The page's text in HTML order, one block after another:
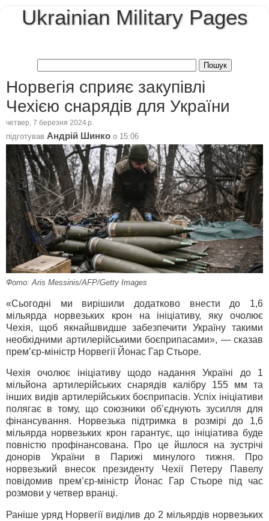
Ukrainian Military Pages
Норвегія сприяє закупівлі
Чехією снарядів для України
четвер, 7 березня 2024 р.
підготував Андрій Шинко о 15:06
Фото: Aris Messinis/AFP/Getty Images
«Сьогодні ми вирішили додатково внести до 1,6
мільярда норвезьких крон на ініціативу, яку очолює
Чехія, щоб якнайшвидше забезпечити Україну такими
необхідними артилерійськими боєприпасами», — сказав
прем’єр-міністр Норвегії Йонас Гар Стьоре.
Чехія очолює ініціативу щодо надання Україні до 1
мільйона артилерійських снарядів калібру 155 мм та
інших видів артилерійських боєприпасів. Успіх ініціативи
полягає в тому, що союзники об’єднують зусилля для
фінансування. Норвезька підтримка в розмірі до 1,6
мільярда норвезьких крон гарантує, що ініціатива буде
повністю профінансована. Про це йшлося на зустрічі
донорів України в Парижі минулого тижня. Про
норвезький внесок президенту Чехії Петеру Павелу
повідомив прем’єр-міністр Йонас Гар Стьоре під час
розмови у четвер вранці.
Раніше уряд Норвегії виділив до 2 мільярдів норвезьких